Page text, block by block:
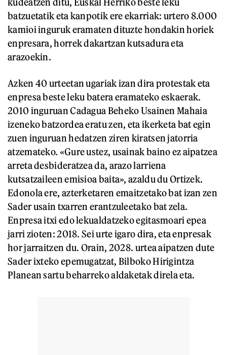
batzuetatik eta kanpotik ere ekarriak: urtero 8.000
kamioi inguruk eramaten dituzte hondakin horiek
enpresara, horrek dakartzan kutsadura eta
arazoekin.
Azken 40 urteetan ugariak izan dira protestak eta
enpresa beste leku batera eramateko eskaerak.
2010 inguruan Cadagua Beheko Usainen Mahaia
izeneko batzordea eratu zen, eta ikerketa bat egin
zuen inguruan hedatzen ziren kiratsen jatorria
atzemateko. «Gure ustez, usainak baino ez aipatzea
arreta desbideratzea da, arazo larriena
kutsatzaileen emisioa baita», azaldu du Ortizek.
Edonola ere, azterketaren emaitzetako bat izan zen
Sader usain txarren erantzuleetako bat zela.
Enpresa itxi edo lekualdatzeko egitasmoari epea
jarri zioten: 2018. Sei urte igaro dira, eta enpresak
hor jarraitzen du. Orain, 2028. urtea aipatzen dute
Sader ixteko epemugatzat, Bilboko Hirigintza
Planean sartu beharreko aldaketak direla eta.